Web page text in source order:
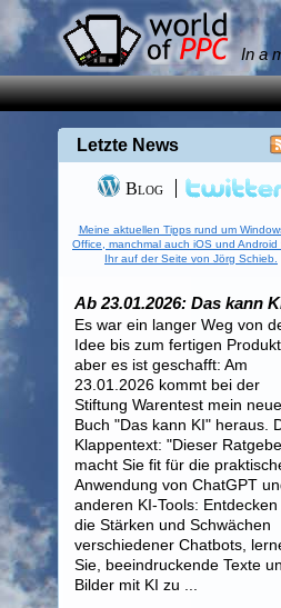
In a
Letzte News
Blog
Meine aktuellen Tipps rund um
Office, manchmal auch iOS und Android
Ihr auf der Seite von Jörg Schieb.
Ab 23.01.2026: Das kann
Es war ein langer Weg von
Idee bis zum fertigen Produkt,
aber es ist geschafft: Am
23.01.2026 kommt bei der
Stiftung Warentest mein
Buch "Das kann KI" heraus.
Klappentext: "Dieser
macht Sie fit für die
Anwendung von ChatGPT
anderen KI-Tools: Entdecken
die Stärken und Schwächen
verschiedener Chatbots,
Sie, beeindruckende Texte
Bilder mit KI zu ...